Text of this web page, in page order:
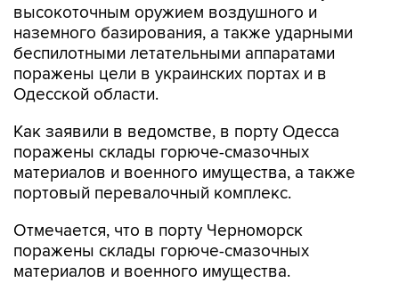
беспилотными летательными аппаратами
поражены цели в украинских портах и в
Одесской области.
Как заявили в ведомстве, в порту Одесса
материалов и военного имущества, а также
портовый перевалочный комплекс.
Отмечается, что в порту Черноморск
материалов и военного имущества.
Ведомство сообщило, что в населенных